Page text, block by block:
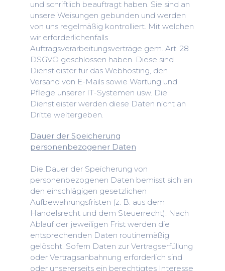
und schriftlich beauftragt haben. Sie sind an
unsere Weisungen gebunden und werden
von uns regelmäßig kontrolliert. Mit welchen
wir erforderlichenfalls
Auftragsverarbeitungsverträge gem. Art. 28
DSGVO geschlossen haben. Diese sind
Dienstleister für das Webhosting, den
Versand von E-Mails sowie Wartung und
Pflege unserer IT-Systemen usw. Die
Dienstleister werden diese Daten nicht an
Dritte weitergeben.
Dauer der Speicherung
personenbezogener Daten
Die Dauer der Speicherung von
personenbezogenen Daten bemisst sich an
den einschlägigen gesetzlichen
Aufbewahrungsfristen (z. B. aus dem
Handelsrecht und dem Steuerrecht). Nach
Ablauf der jeweiligen Frist werden die
entsprechenden Daten routinemäßig
gelöscht. Sofern Daten zur Vertragserfüllung
oder Vertragsanbahnung erforderlich sind
oder unsererseits ein berechtigtes Interesse